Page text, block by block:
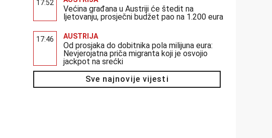
17:52
Većina građana u Austriji će štedit na
ljetovanju, prosječni budžet pao na 1.200 eura
17:46 AUSTRIJA
Od prosjaka do dobitnika pola milijuna eura:
Nevjerojatna priča migranta koji je osvojio
jackpot na srećki
Sve najnovije vijesti